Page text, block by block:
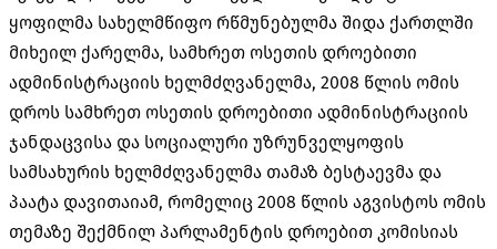
ყოფილმა სახელმწიფო რწმუნებულმა შიდა ქართლში
მიხეილ ქარელმა, სამხრეთ ოსეთის დროებითი
ადმინისტრაციის ხელმძღვანელმა, 2008 წლის ომის
დროს სამხრეთ ოსეთის დროებითი ადმინისტრაციის
ჯანდაცვისა და სოციალური უზრუნველყოფის
სამსახურის ხელმძღვანელმა თამაზ ბესტაევმა და
პაატა დავითაიამ, რომელიც 2008 წლის აგვისტოს ომის
თემაზე შექმნილ პარლამენტის დროებით კომისიას